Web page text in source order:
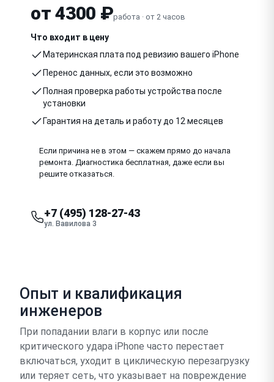
от 4300 ₽работа · от 2 часов
Что входит в цену
Материнская плата под ревизию вашего iPhone
Перенос данных, если это возможно
Полная проверка работы устройства после
установки
Гарантия на деталь и работу до 12 месяцев
Если причина не в этом — скажем прямо до начала
ремонта. Диагностика бесплатная, даже если вы
решите отказаться.
+7 (495) 128-27-43
ул. Вавилова 3
Опыт и квалификация
инженеров
При попадании влаги в корпус или после
критического удара iPhone часто перестает
включаться, уходит в циклическую перезагрузку
или теряет сеть, что указывает на повреждение